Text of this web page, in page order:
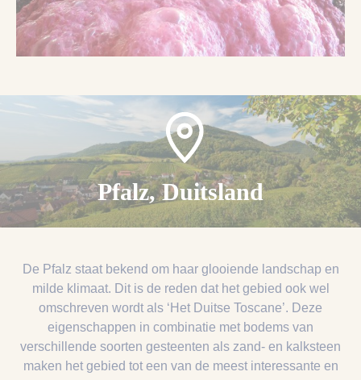
Pfalz, Duitsland
De Pfalz staat bekend om haar glooiende landschap en
milde klimaat. Dit is de reden dat het gebied ook wel
omschreven wordt als ‘Het Duitse Toscane’. Deze
eigenschappen in combinatie met bodems van
verschillende soorten gesteenten als zand- en kalksteen
maken het gebied tot een van de meest interessante en